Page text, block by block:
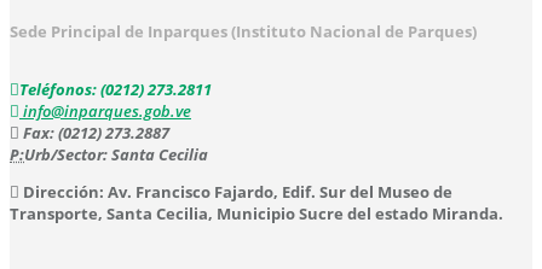
Sede Principal de Inparques (Instituto Nacional de Parques)
Teléfonos: (0212) 273.2811
info@inparques.gob.ve
Fax: (0212) 273.2887
P:Urb/Sector: Santa Cecilia
Dirección: Av. Francisco Fajardo, Edif. Sur del Museo de
Transporte, Santa Cecilia, Municipio Sucre del estado Miranda.